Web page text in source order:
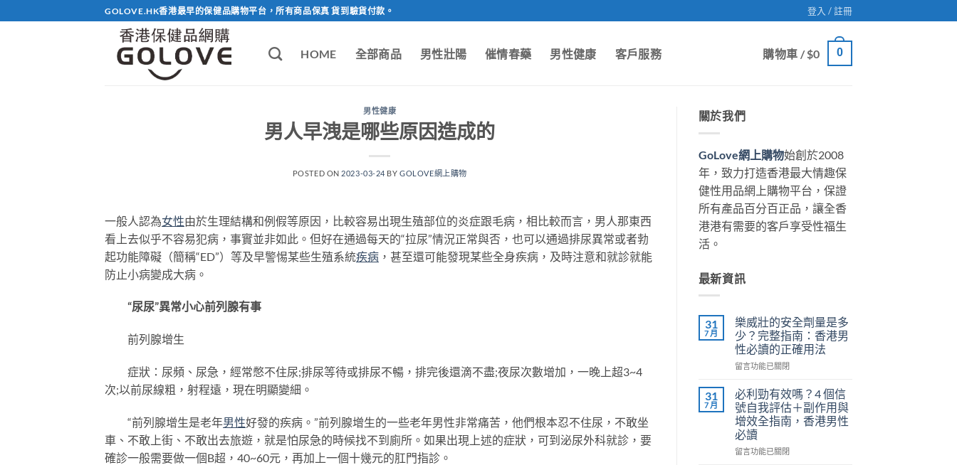
to
GOLOVE.HK香港最早的保健品購物平台，所有商品保真 貨到驗貨付款。 登入 / 註冊
HOME 全部商品 男性壯陽 催情春藥 男性健康 客戶服務 購物車 /$0 0
男性健康
男人早洩是哪些原因造成的
POSTED ON 2023-03-24 BYGOLOVE網上購物
一般人認為女性由於生理結構和例假等原因，比較容易出現生殖部位的炎症跟毛病，相比較而言，男人那東西
看上去似乎不容易犯病，事實並非如此。但好在通過每天的“拉尿”情況正常與否，也可以通過排尿異常或者勃
起功能障礙（簡稱“ED”）等及早警惕某些生殖系統疾病 ，甚至還可能發現某些全身疾病，及時注意和就診就能
防止小病變成大病。
“尿尿”異常小心前列腺有事
前列腺增生
症狀：尿頻、尿急，經常憋不住尿;排尿等待或排尿不暢，排完後還滴不盡;夜尿次數增加，一晚上超3~4
次;以前尿線粗，射程遠，現在明顯變細。
“前列腺增生是老年男性好發的疾病。”前列腺增生的一些老年男性非常痛苦，他們根本忍不住尿，不敢坐
車、不敢上街、不敢出去旅遊，就是怕尿急的時候找不到廁所。如果出現上述的症狀，可到泌尿外科就診，要
確診一般需要做一個B超，40~60元，再加上一個十幾元的肛門指診。
關於我們
GoLove網上購物始創於2008
年，致力打造香港最大情趣保
健性用品網上購物平台，保證
所有產品百分百正品，讓全香
港港有需要的客戶享受性福生
活。
最新資訊
31
7 月
樂威壯的安全劑量是多
少？完整指南：香港男
性必讀的正確用法
在
威
壯
的
安
全
劑
留言功能已關閉
31
7 月
必利勁有效嗎？4 個信
號自我評估＋副作用與
增效全指南，香港男性
必讀
在
留言功能已關閉